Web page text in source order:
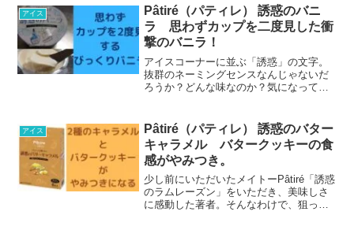
プ」のボリューム感はそのままに「チョ
コミント味」が仲間入りです。そのお味
は…？
アイス
Pâtiré（パティレ） 誘惑のバニ
ラ 思わずカップを二度見した衝
撃のバニラ！
アイスコーナーに並ぶ「誘惑」の文字。
抜群のネーミングセンスなんじゃないだ
ろうか？どんな味なのか？気になって仕
ることに。「な、なんじゃこりゃー」と
いう心の叫びと共に、私はカップを二度
見したのでした…。
アイス
Pâtiré（パティレ） 誘惑のバター
キャラメル バタークッキーの食
感がやみつき。
少し前にいただいたメイトーPâtiré「誘惑
のラムレーズン」をいただき、美味しさ
に感動した著者。そんなわけで、狙って